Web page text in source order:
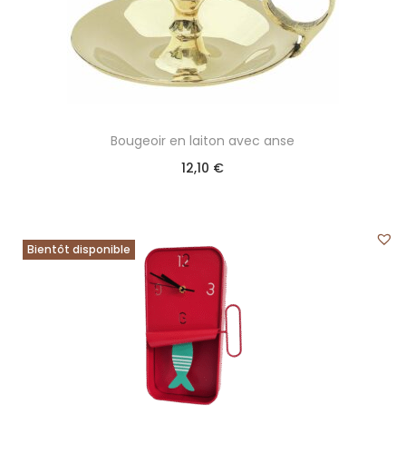
Bougeoir en laiton avec anse
12,10 €
Bientôt disponible